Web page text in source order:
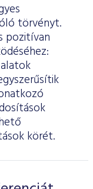
törvényt.
pozitívan
körét.